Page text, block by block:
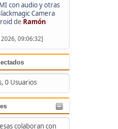
con audio y otras
Camera
de Ramón
09:06:32]
0 Usuarios
colaboran con